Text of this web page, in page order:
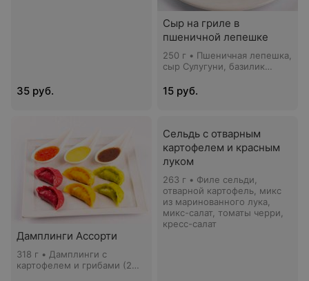
35 руб.
Сыр на гриле в
пшеничной лепешке
250 г • Пшеничная лепешка,
сыр Сулугуни, базилик
сладкий Чили
15 руб.
Дамплинги Ассорти
318 г • Дамплинги с
картофелем и грибами (2
Сельдь с отварным
картофелем и красным
луком
263 г • Филе сельди,
отварной картофель, микс
из маринованного лука,
микс-салат, томаты черри,
кресс-салат